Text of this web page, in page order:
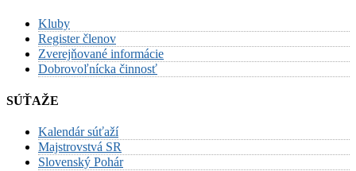
Kluby
Register členov
Zverejňované informácie
Dobrovoľnícka činnosť
SÚŤAŽE
Kalendár súťaží
Majstrovstvá SR
Slovenský Pohár